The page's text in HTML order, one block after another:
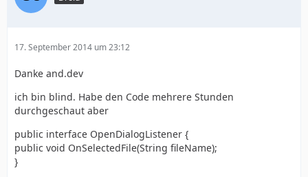
17. September 2014 um 23:12
Danke and.dev
ich bin blind. Habe den Code mehrere Stunden
durchgeschaut aber
public interface OpenDialogListener {
public void OnSelectedFile(String fileName);
}